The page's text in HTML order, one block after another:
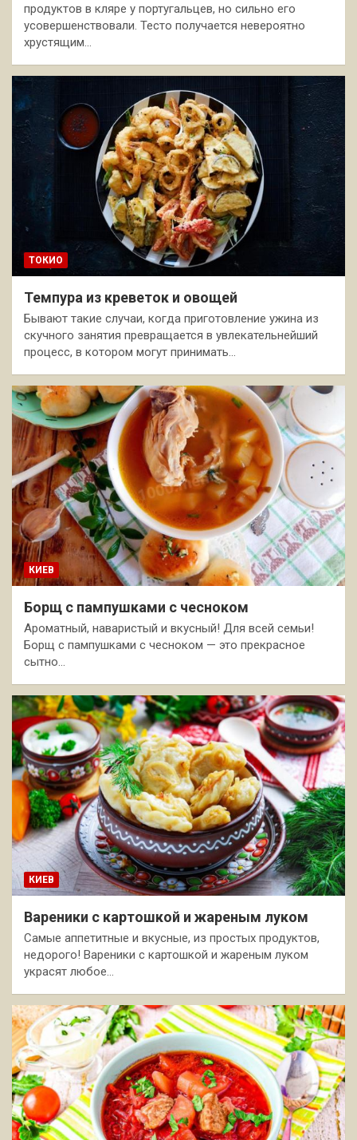
продуктов в кляре у португальцев, но сильно его
усовершенствовали. Тесто получается невероятно
хрустящим…
ТОКИО
Темпура из креветок и овощей
Бывают такие случаи, когда приготовление ужина из
скучного занятия превращается в увлекательнейший
процесс, в котором могут принимать…
КИЕВ
Борщ с пампушками с чесноком
Ароматный, наваристый и вкусный! Для всей семьи!
Борщ с пампушками с чесноком — это прекрасное
сытно…
КИЕВ
Вареники с картошкой и жареным луком
Самые аппетитные и вкусные, из простых продуктов,
недорого! Вареники с картошкой и жареным луком
украсят любое…